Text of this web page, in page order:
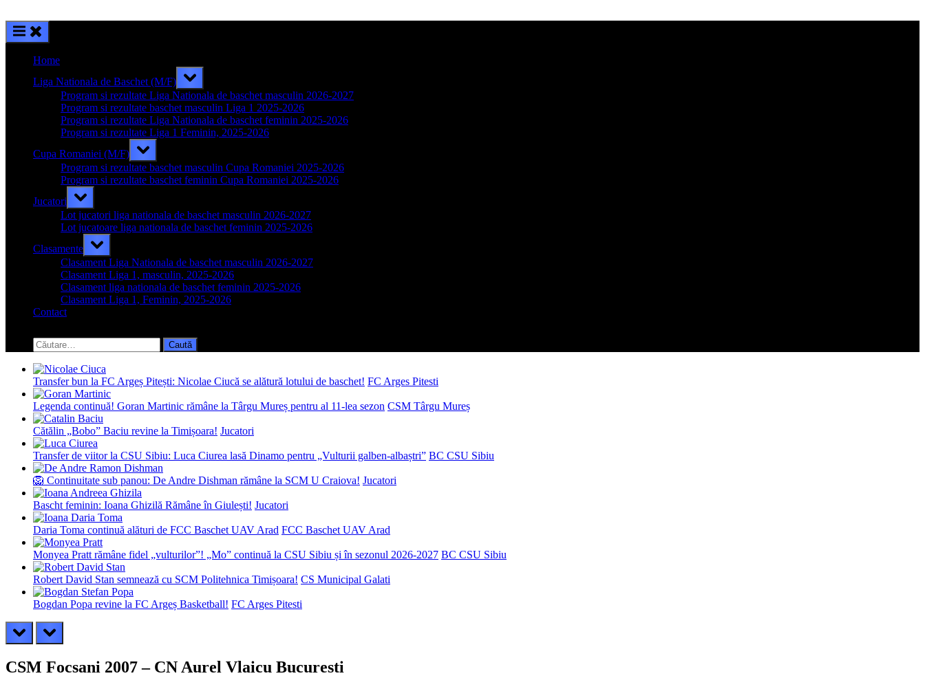
Home
Liga Nationala de Baschet (M/F)
Toggle
sub-
menu
Program si rezultate Liga Nationala de baschet masculin 2026-2027
Program si rezultate baschet masculin Liga 1 2025-2026
Program si rezultate Liga Nationala de baschet feminin 2025-2026
Program si rezultate Liga 1 Feminin, 2025-2026
Cupa Romaniei (M/F)
Toggle
sub-
menu
Program si rezultate baschet masculin Cupa Romaniei 2025-2026
Program si rezultate baschet feminin Cupa Romaniei 2025-2026
Jucatori
Toggle
sub-
menu
Lot jucatori liga nationala de baschet masculin 2026-2027
Lot jucatoare liga nationala de baschet feminin 2025-2026
Clasamente
Toggle
sub-
menu
Clasament Liga Nationala de baschet masculin 2026-2027
Clasament Liga 1, masculin, 2025-2026
Clasament liga nationala de baschet feminin 2025-2026
Clasament Liga 1, Feminin, 2025-2026
Contact
search
form
Caută
după:
Transfer bun la FC Argeș Pitești: Nicolae Ciucă se alătură lotului de baschet! FC Arges Pitesti
Legenda continuă! Goran Martinic rămâne la Târgu Mureș pentru al 11-lea sezon CSM Târgu Mureș
Cătălin „Bobo” Baciu revine la Timișoara! Jucatori
Transfer de viitor la CSU Sibiu: Luca Ciurea lasă Dinamo pentru „Vulturii galben-albaștri” BC CSU Sibiu
🦁 Continuitate sub panou: De Andre Dishman rămâne la SCM U Craiova! Jucatori
Bascht feminin: Ioana Ghizilă Rămâne în Giulești! Jucatori
Daria Toma continuă alături de FCC Baschet UAV Arad FCC Baschet UAV Arad
Monyea Pratt rămâne fidel „vulturilor”! „Mo” continuă la CSU Sibiu și în sezonul 2026-2027 BC CSU Sibiu
Robert David Stan semnează cu SCM Politehnica Timișoara! CS Municipal Galati
Bogdan Popa revine la FC Argeș Basketball! FC Arges Pitesti
prev next
CSM Focsani 2007 – CN Aurel Vlaicu Bucuresti